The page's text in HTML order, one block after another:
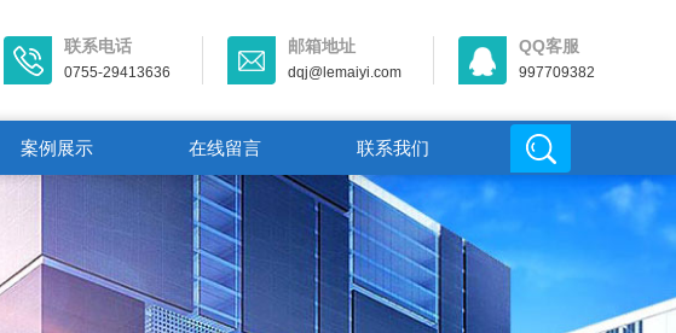
联系电话
0755-29413636
邮箱地址
dqj@lemaiyi.com
QQ客服
997709382
案例展示 在线留言 联系我们